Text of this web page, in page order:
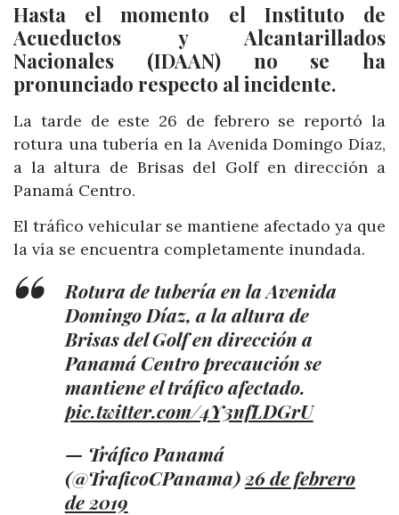
Hasta el momento el Instituto de
Acueductos y Alcantarillados
Nacionales (IDAAN) no se ha
pronunciado respecto al incidente.
La tarde de este 26 de febrero se reportó la
rotura una tubería en la Avenida Domingo Díaz,
a la altura de Brisas del Golf en dirección a
Panamá Centro.
El tráfico vehicular se mantiene afectado ya que
la vía se encuentra completamente inundada.
Rotura de tubería en la Avenida
Domingo Díaz, a la altura de
Brisas del Golf en dirección a
Panamá Centro precaución se
mantiene el tráfico afectado.
pic.twitter.com/4Y3nfLDGrU
— Tráfico Panamá
(@TraficoCPanama) 26 de febrero
de 2019